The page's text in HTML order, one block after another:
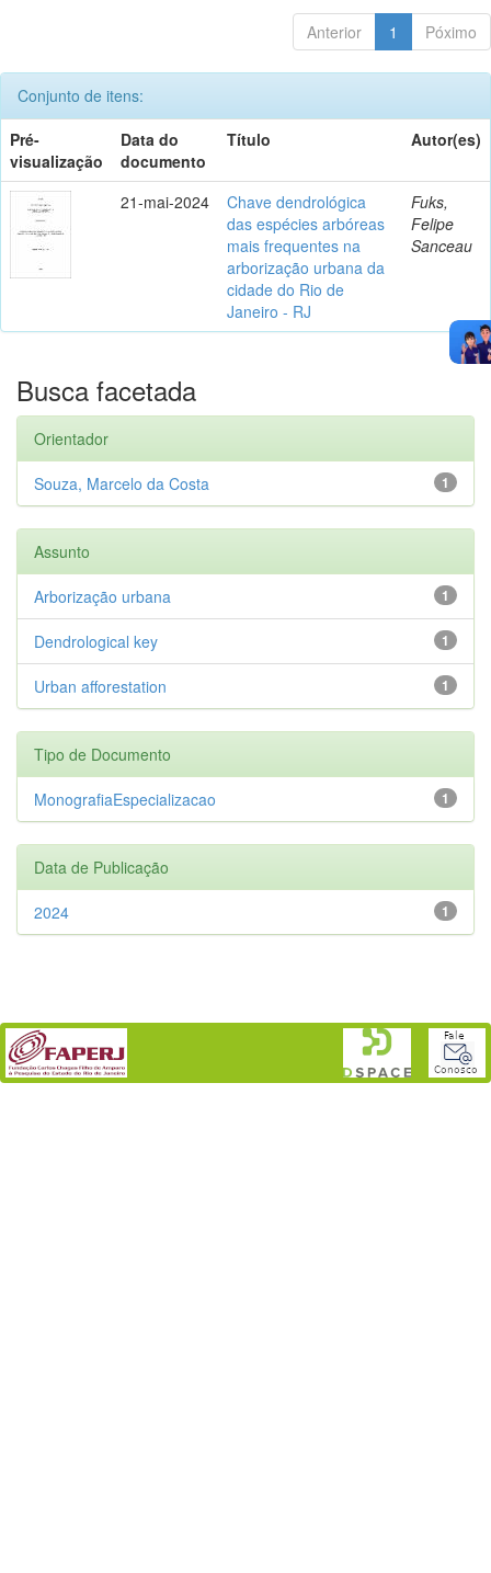
Anterior 1 Póximo
Conjunto de itens:
Pré-
visualização
Data do
documento
Título Autor(es)
21-mai-2024
Chave dendrológica
das espécies arbóreas
mais frequentes na
arborização urbana da
cidade do Rio de
Janeiro - RJ
Fuks,
Felipe
Sanceau
Busca facetada
Orientador
1
Souza, Marcelo da Costa
Assunto
1
Arborização urbana
1
Dendrological key
1
Urban afforestation
Tipo de Documento
1
MonografiaEspecializacao
Data de Publicação
1
2024